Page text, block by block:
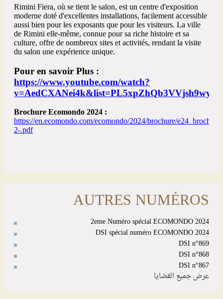
AUTRES NUMÉROS
2eme Numéro spécial ECOMONDO 2024
DSI spécial numéro ECOMONDO 2024
DSI n°869
DSI n°868
DSI n°867
عرض جميع القضايا